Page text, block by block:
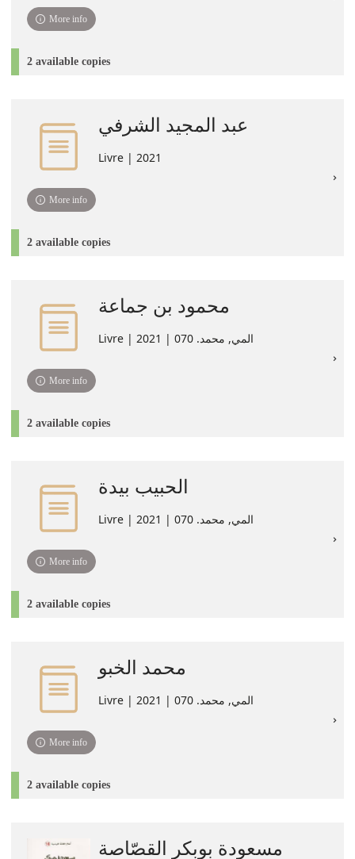
More info
2 available copies
عبد المجيد الشرفي
Livre | 2021
More info
2 available copies
محمود بن جماعة
Livre | المي‏, ‏محمد‏. 070 | 2021
More info
2 available copies
الحبيب بيدة
Livre | المي‏, ‏محمد‏. 070 | 2021
More info
2 available copies
محمد الخبو
Livre | المي‏, ‏محمد‏. 070 | 2021
More info
2 available copies
مسعودة بوبكر القصّاصة